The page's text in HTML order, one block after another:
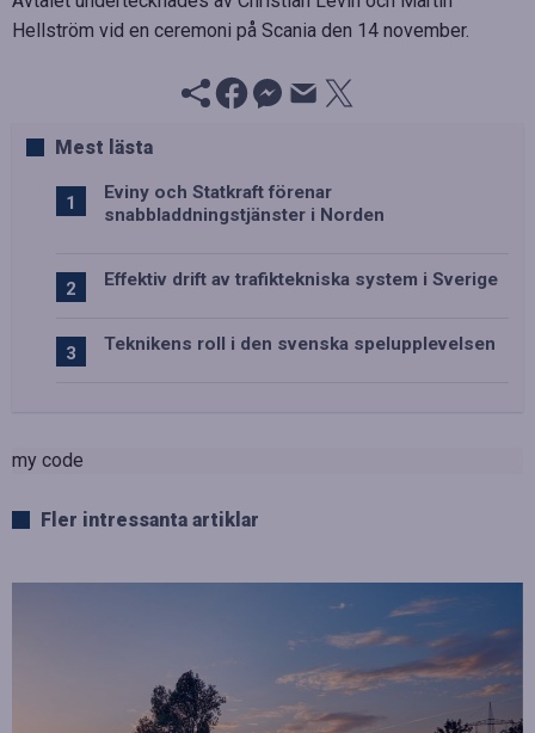
Hellström vid en ceremoni på Scania den 14 november.
Mest lästa
Eviny och Statkraft förenar
snabbladdningstjänster i Norden
Effektiv drift av trafiktekniska system i Sverige
Teknikens roll i den svenska spelupplevelsen
my code
Fler intressanta artiklar